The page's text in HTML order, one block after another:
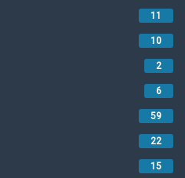
11
10
2
6
59
22
15